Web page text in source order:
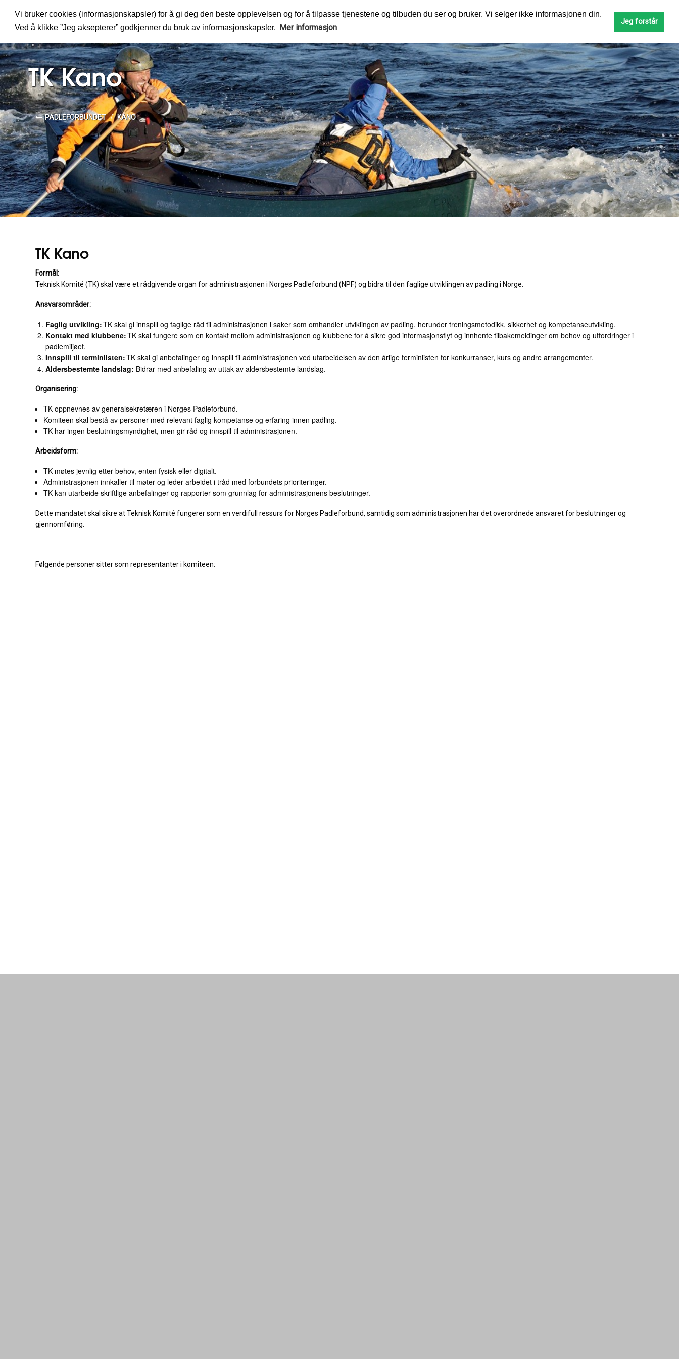
Vi bruker cookies (informasjonskapsler) for å gi deg den beste opplevelsen og for å tilpasse tjenestene og tilbuden du ser og bruker. Vi selger ikke informasjonen din.
Ved å klikke ”Jeg aksepterer” godkjenner du bruk av informasjonskapsler.
Mer informasjon
Jeg forstår
MENY SØK
TK Kano
PADLEFORBUNDET KANO
TK Kano
Formål:
Teknisk Komité (TK) skal være et rådgivende organ for administrasjonen i Norges Padleforbund (NPF) og bidra til den faglige utviklingen av padling i Norge.
Ansvarsområder:
Faglig utvikling:TK skal gi innspill og faglige råd til administrasjonen i saker som omhandler utviklingen av padling, herunder treningsmetodikk, sikkerhet og kompetanseutvikling.
Kontakt med klubbene:TK skal fungere som en kontakt mellom administrasjonen og klubbene for å sikre god informasjonsflyt og innhente tilbakemeldinger om behov og utfordringer i
padlemiljøet.
Innspill til terminlisten:TK skal gi anbefalinger og innspill til administrasjonen ved utarbeidelsen av den årlige terminlisten for konkurranser, kurs og andre arrangementer.
Aldersbestemte landslag: Bidrar med anbefaling av uttak av aldersbestemte landslag.
Organisering:
TK oppnevnes av generalsekretæren i Norges Padleforbund.
Komiteen skal bestå av personer med relevant faglig kompetanse og erfaring innen padling.
TK har ingen beslutningsmyndighet, men gir råd og innspill til administrasjonen.
Arbeidsform:
TK møtes jevnlig etter behov, enten fysisk eller digitalt.
Administrasjonen innkaller til møter og leder arbeidet i tråd med forbundets prioriteringer.
TK kan utarbeide skriftlige anbefalinger og rapporter som grunnlag for administrasjonens beslutninger.
Dette mandatet skal sikre at Teknisk Komité fungerer som en verdifull ressurs for Norges Padleforbund, samtidig som administrasjonen har det overordnede ansvaret for beslutninger og
gjennomføring.
Følgende personer sitter som representanter i komiteen: